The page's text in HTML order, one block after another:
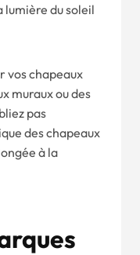
lumière du soleil
vos chapeaux
muraux ou des
pas
des chapeaux
à la